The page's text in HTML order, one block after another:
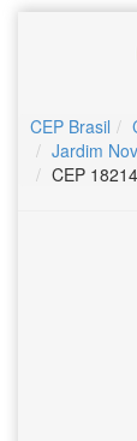
CEP Brasil
Jardim
CEP